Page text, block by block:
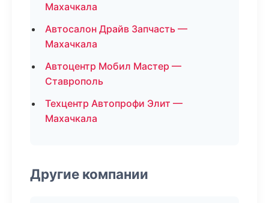
Махачкала
Автосалон Драйв Запчасть —
Махачкала
Автоцентр Мобил Мастер —
Ставрополь
Техцентр Автопрофи Элит —
Махачкала
Другие компании